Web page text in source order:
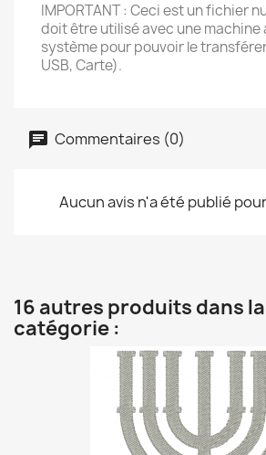
IMPORTANT : Ceci est un fichier
doit être utilisé avec une machine
système pour pouvoir le
USB, Carte).
Commentaires (0)
Aucun avis n'a été publié
16 autres produits dans
catégorie :